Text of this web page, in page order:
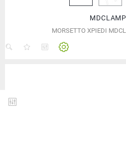
MORSETTO XPIEDI